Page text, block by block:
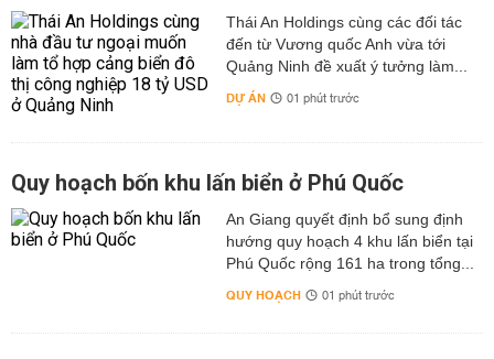
Thái An Holdings cùng các đối tác
đến từ Vương quốc Anh vừa tới
Quảng Ninh đề xuất ý tưởng làm...
DỰ ÁN 01 phút trước
Quy hoạch bốn khu lấn biển ở Phú Quốc
An Giang quyết định bổ sung định
hướng quy hoạch 4 khu lấn biển tại
Phú Quốc rộng 161 ha trong tổng...
QUY HOẠCH 01 phút trước